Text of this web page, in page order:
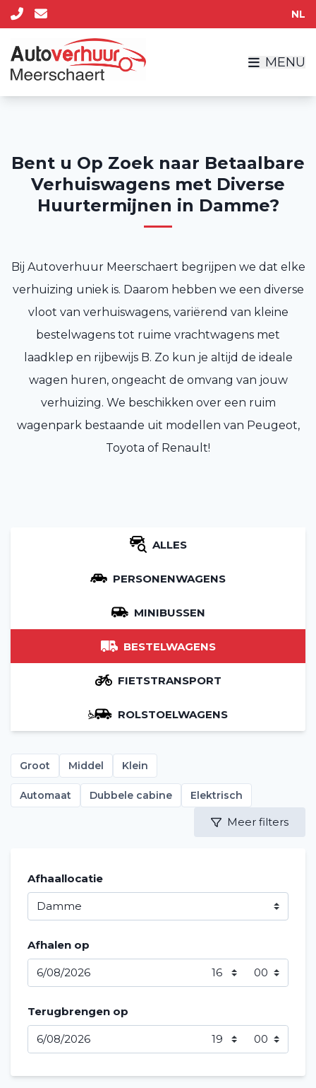
NL
MENU
Bent u Op Zoek naar Betaalbare
Verhuiswagens met Diverse
Huurtermijnen in Damme?
Bij Autoverhuur Meerschaert begrijpen we dat elke
verhuizing uniek is. Daarom hebben we een diverse
vloot van verhuiswagens, variërend van kleine
bestelwagens tot ruime vrachtwagens met
laadklep en rijbewijs B. Zo kun je altijd de ideale
wagen huren, ongeacht de omvang van jouw
verhuizing. We beschikken over een ruim
wagenpark bestaande uit modellen van Peugeot,
Toyota of Renault!
ALLES
PERSONENWAGENS
MINIBUSSEN
BESTELWAGENS
FIETSTRANSPORT
ROLSTOELWAGENS
Groot Middel Klein
Automaat Dubbele cabine Elektrisch
Meer filters
Afhaallocatie
Afhalen op
Terugbrengen op